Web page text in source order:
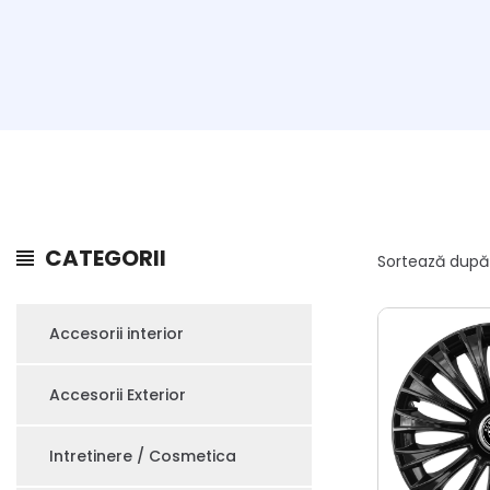
CATEGORII
Accesorii interior
Accesorii Exterior
Intretinere / Cosmetica
Sortează